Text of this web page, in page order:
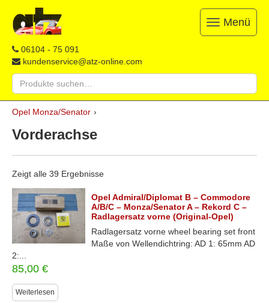
ATZ
Opel-
Ersatzteile
Restauration,
Reparatur
&
Ersatzteile
&
Onlineshop
06104 - 75 091
kundenservice@atz-online.com
Suche
nach:
Toggle
navigation
Menü
Skip
content
Opel Monza/Senator ›
Vorderachse
Zeigt alle 39 Ergebnisse
Opel Admiral/Diplomat B – Commodore
A/B/C – Monza/Senator A – Rekord C –
Radlagersatz vorne (Original-Opel)
Radlagersatz vorne wheel bearing set front
Maße von Wellendichtring: AD 1: 65mm AD
2:...
85,00 €
Weiterlesen